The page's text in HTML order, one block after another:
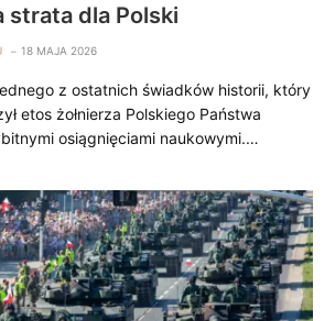
strata dla Polski
18 MAJA 2026
z ostatnich świadków historii, który
etos żołnierza Polskiego Państwa
osiągnięciami naukowymi.…